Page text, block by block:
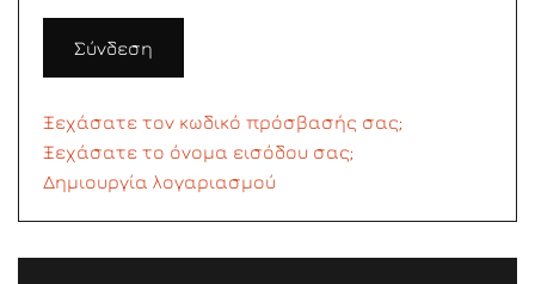
Σύνδεση
Ξεχάσατε τον κωδικό πρόσβασής σας;
Ξεχάσατε το όνομα εισόδου σας;
Δημιουργία λογαριασμού